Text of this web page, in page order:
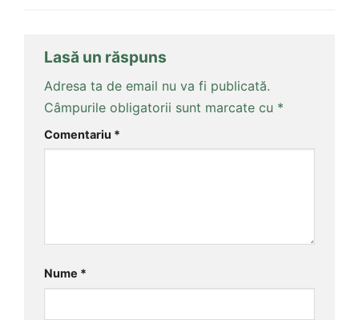
Lasă un răspuns
Adresa ta de email nu va fi publicată.
Câmpurile obligatorii sunt marcate cu *
Comentariu *
Nume *